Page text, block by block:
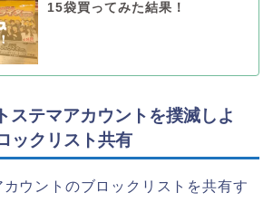
15袋買ってみた結果！
テマアカウントを撲滅しよ
ックリスト共有
ウントのブロックリストを共有す